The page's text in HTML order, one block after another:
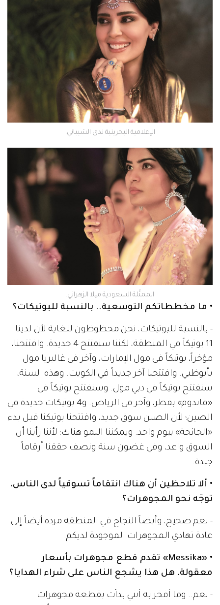
الإعلامية البحرينية ندى الشيباني.
الممثّلة السعودية ميلا الزهراني.
• ما مخططاتكم التوسعية.. بالنسبة للبوتيكات؟
- بالنسبة للبوتيكات، نحن محظوظون للغاية لأن لدينا
11 بوتيكاً في المنطقة، لكننا سنفتتح 4 جديدة. وافتتحنا،
مؤخراً، بوتيكاً في مول الإمارات، وآخر في غاليريا مول
بأبوظبي. وافتتحنا آخر جديداً في الكويت. وهذه السنة،
سنفتتح بوتيكاً في دبي مول. وسنفتتح بوتيكاً في
«فاندوم» بقطر، وآخر في الرياض. و4 بوتيكات جديدة في
الصين؛ لأن الصين سوق جديد، وافتتحنا بوتيكنا قبل بدء
«الجائحة» بيوم واحد. ويمكننا النمو هناك؛ لأننا رأينا أن
السوق واعد، وفي غضون سنة ونصف حققنا أرقاماً
جيدة.
• ألا تلاحظين أن هناك انتقاماً تسوقياً لدى الناس،
توجّه نحو المجوهرات؟
- نعم صحيح، وأيضاً النجاح في المنطقة مرده أيضاً إلى
عادة تهادي المجوهرات الموجودة لديكم.
• «Messika» تقدم قطع مجوهرات بأسعار
معقولة، هل هذا يشجع الناس على شراء الهدايا؟
- نعم.. وما أفخر به أنني بدأت بقطعة مجوهرات